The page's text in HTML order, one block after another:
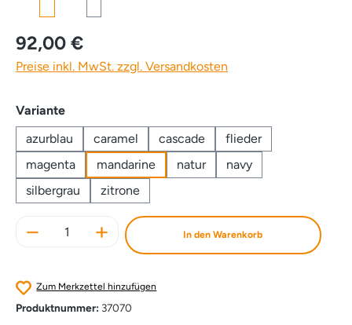
92,00 €
Preise inkl. MwSt. zzgl. Versandkosten
Varianteauswählen
azurblau
caramel cascade
flieder
magenta
mandarine natur
navy
silbergrau
zitrone
Produkt Anzahl: Gib den gewünschten
In den Warenkorb
Zum Merkzettel hinzufügen
Produktnummer: 37070